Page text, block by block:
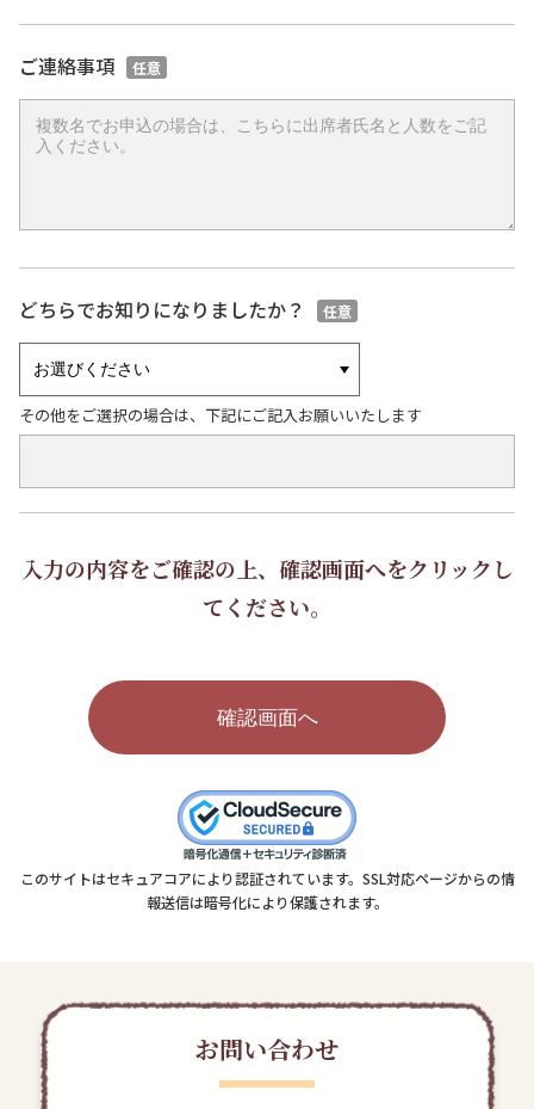
ご連絡事項 任意
どちらでお知りになりましたか？ 任意
その他をご選択の場合は、下記にご記入お願いいたします
入力の内容をご確認の上、 確認画面へをクリックし
てください。
このサイトはセキュアコアにより認証されています。SSL対応ページからの情
報送信は暗号化により保護されます。
お問い合わせ